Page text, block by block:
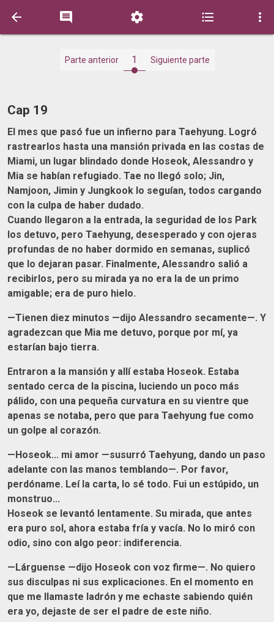
    
Parte anterior 1 Siguiente parte
Cap 19
El mes que pasó fue un infierno para Taehyung. Logró
rastrearlos hasta una mansión privada en las costas de
Miami, un lugar blindado donde Hoseok, Alessandro y
Mia se habían refugiado. Tae no llegó solo; Jin,
Namjoon, Jimin y Jungkook lo seguían, todos cargando
con la culpa de haber dudado.
Cuando llegaron a la entrada, la seguridad de los Park
los detuvo, pero Taehyung, desesperado y con ojeras
profundas de no haber dormido en semanas, suplicó
que lo dejaran pasar. Finalmente, Alessandro salió a
recibirlos, pero su mirada ya no era la de un primo
amigable; era de puro hielo.
—Tienen diez minutos —dijo Alessandro secamente—. Y
agradezcan que Mia me detuvo, porque por mí, ya
estarían bajo tierra.
Entraron a la mansión y allí estaba Hoseok. Estaba
sentado cerca de la piscina, luciendo un poco más
pálido, con una pequeña curvatura en su vientre que
apenas se notaba, pero que para Taehyung fue como
un golpe al corazón.
—Hoseok... mi amor —susurró Taehyung, dando un paso
adelante con las manos temblando—. Por favor,
perdóname. Leí la carta, lo sé todo. Fui un estúpido, un
monstruo...
Hoseok se levantó lentamente. Su mirada, que antes
era puro sol, ahora estaba fría y vacía. No lo miró con
odio, sino con algo peor: indiferencia.
—Lárguense —dijo Hoseok con voz firme—. No quiero
sus disculpas ni sus explicaciones. En el momento en
que me llamaste ladrón y me echaste sabiendo quién
era yo, dejaste de ser el padre de este niño.